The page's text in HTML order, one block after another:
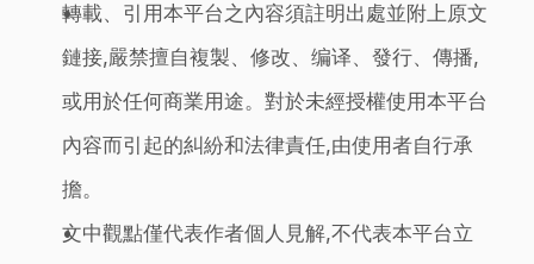
轉載、引用本平台之內容須註明出處並附上原文
鏈接,嚴禁擅自複製、修改、编译、發行、傳播,
或用於任何商業用途。對於未經授權使用本平台
內容而引起的糾紛和法律責任,由使用者自行承
擔。
文中觀點僅代表作者個人見解,不代表本平台立